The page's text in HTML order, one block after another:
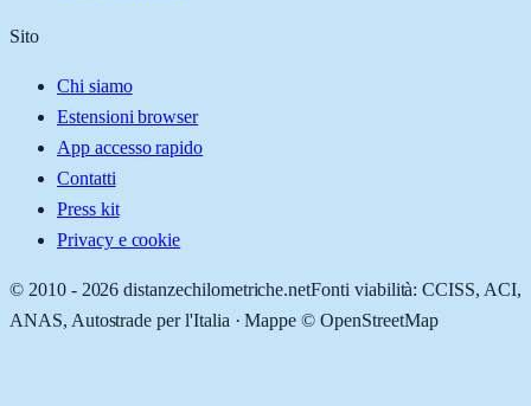
Sito
Chi siamo
Estensioni browser
App accesso rapido
Contatti
Press kit
Privacy e cookie
© 2010 - 2026 distanzechilometriche.netFonti viabilità: CCISS, ACI,
ANAS, Autostrade per l'Italia · Mappe © OpenStreetMap